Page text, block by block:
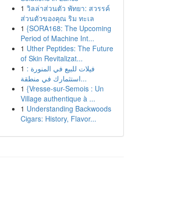
1 วิลล่าส่วนตัว พัทยา: สวรรค์
ส่วนตัวของคุณ ริม ทะเล
1 {SORA168: The Upcoming
Period of Machine Int...
1 Uther Peptides: The Future
of Skin Revitalizat...
1 فيلات للبيع في المنورة :
استثمارك في منطقة...
1 {Vresse-sur-Semois : Un
Village authentique à ...
1 Understanding Backwoods
Cigars: History, Flavor...